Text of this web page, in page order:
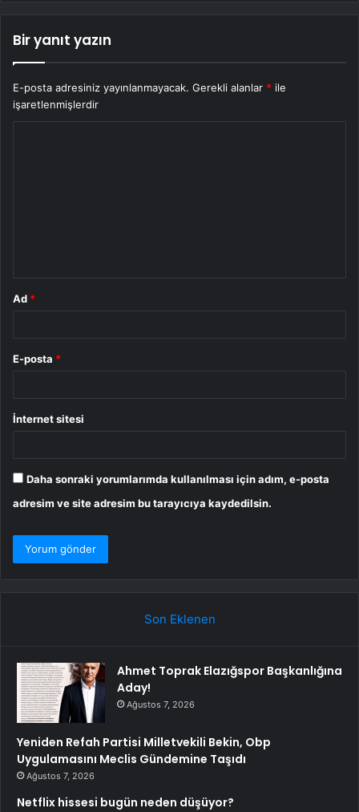
Bir yanıt yazın
E-posta adresiniz yayınlanmayacak. Gerekli alanlar * ile
işaretlenmişlerdir
Ad *
E-posta *
İnternet sitesi
Daha sonraki yorumlarımda kullanılması için adım, e-posta
adresim ve site adresim bu tarayıcıya kaydedilsin.
Son Eklenen
Ahmet Toprak Elazığspor Başkanlığına
Aday!
Ağustos 7, 2026
Yeniden Refah Partisi Milletvekili Bekin, Obp
Uygulamasını Meclis Gündemine Taşıdı
Ağustos 7, 2026
Netflix hissesi bugün neden düşüyor?